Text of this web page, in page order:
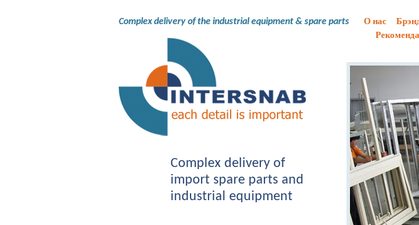
Complex delivery of the industrial equipment & spare parts
Complex delivery of
import spare parts and
industrial equipment
О нас